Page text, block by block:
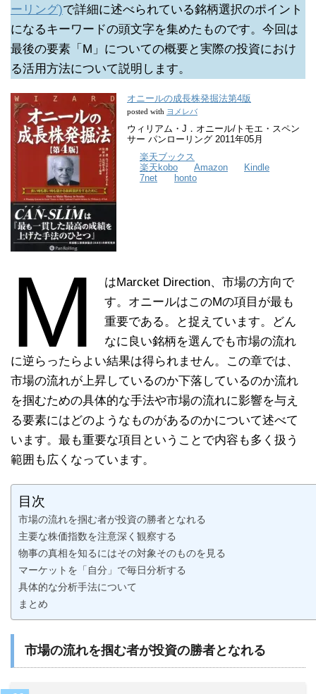
ーリング)で詳細に述べられている銘柄選択のポイント
になるキーワードの頭文字を集めたものです。今回は
最後の要素「M」についての概要と実際の投資におけ
る活用方法について説明します。
オニールの成長株発掘法第4版
posted with ヨメレバ
ウィリアム・J．オニール/トモエ・スペン
サー パンローリング 2011年05月
楽天ブックス
楽天kobo
Amazon
Kindle
7net
honto
M
はMarcket Direction、市場の方向で
す。オニールはこのMの項目が最も
重要である。と捉えています。どん
なに良い銘柄を選んでも市場の流れ
に逆らったらよい結果は得られません。この章では、
市場の流れが上昇しているのか下落しているのか流れ
を掴むための具体的な手法や市場の流れに影響を与え
る要素にはどのようなものがあるのかについて述べて
います。最も重要な項目ということで内容も多く扱う
範囲も広くなっています。
目次
市場の流れを掴む者が投資の勝者となれる
主要な株価指数を注意深く観察する
物事の真相を知るにはその対象そのものを見る
マーケットを「自分」で毎日分析する
具体的な分析手法について
まとめ
市場の流れを掴む者が投資の勝者となれる